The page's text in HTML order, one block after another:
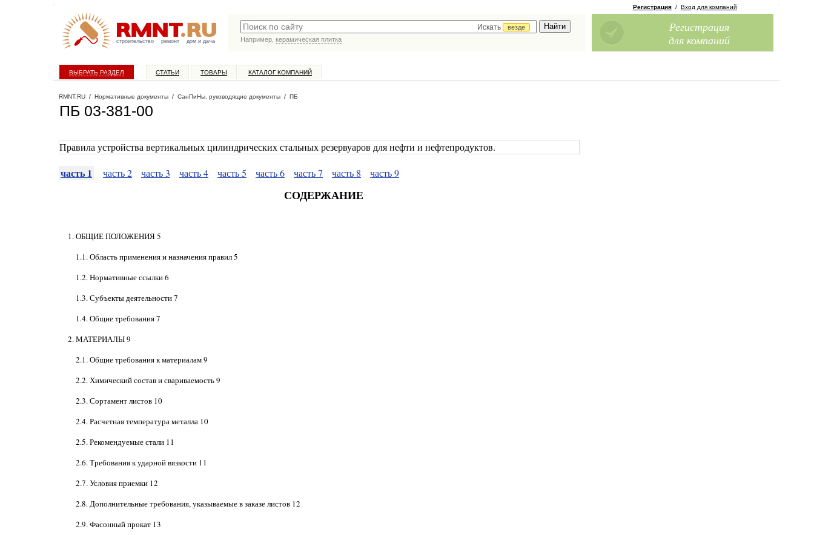
строительство ремонт дом и дача
Искать
везде
Например, керамическая плитка
Регистрация / Вход для компаний
Регистрация
для компаний
ВЫБРАТЬ РАЗДЕЛ СТАТЬИ ТОВАРЫ КАТАЛОГ КОМПАНИЙ
RMNT.RU / Нормативные документы / СанПиНы, руководящие документы / ПБ
ПБ 03-381-00
Правила устройства вертикальных цилиндрических стальных резервуаров для нефти и нефтепродуктов.
часть 1 часть 2 часть 3 часть 4 часть 5 часть 6 часть 7 часть 8 часть 9
СОДЕРЖАНИЕ
1. ОБЩИЕ ПОЛОЖЕНИЯ 5
1.1. Область применения и назначения правил 5
1.2. Нормативные ссылки 6
1.3. Субъекты деятельности 7
1.4. Общие требования 7
2. МАТЕРИАЛЫ 9
2.1. Общие требования к материалам 9
2.2. Химический состав и свариваемость 9
2.3. Сортамент листов 10
2.4. Расчетная температура металла 10
2.5. Рекомендуемые стали 11
2.6. Требования к ударной вязкости 11
2.7. Условия приемки 12
2.8. Дополнительные требования, указываемые в заказе листов 12
2.9. Фасонный прокат 13